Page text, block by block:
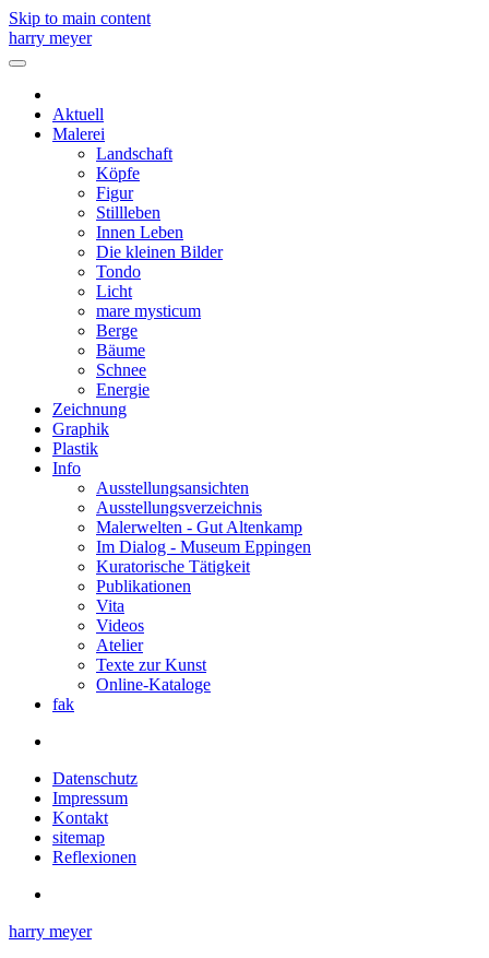
Skip to main content
harry meyer
Aktuell
Malerei
Landschaft
Köpfe
Figur
Stillleben
Innen Leben
Die kleinen Bilder
Tondo
Licht
mare mysticum
Berge
Bäume
Schnee
Energie
Zeichnung
Graphik
Plastik
Info
Ausstellungsansichten
Ausstellungsverzeichnis
Malerwelten - Gut Altenkamp
Im Dialog - Museum Eppingen
Kuratorische Tätigkeit
Publikationen
Vita
Videos
Atelier
Texte zur Kunst
Online-Kataloge
fak
Datenschutz
Impressum
Kontakt
sitemap
Reflexionen
harry meyer